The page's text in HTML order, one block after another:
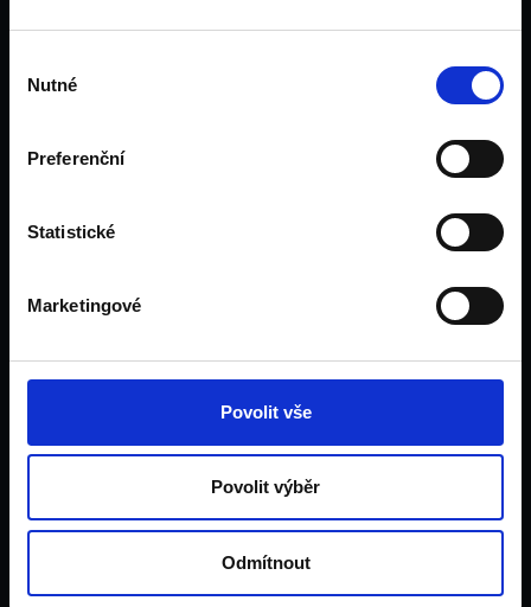
souhlasu
Nutné
Preferenční
Statistické
Marketingové
Povolit vše
Povolit výběr
Odmítnout
Financování
Pro rodiče
Tým
Domů
Financování
Velká Británie
Irsko